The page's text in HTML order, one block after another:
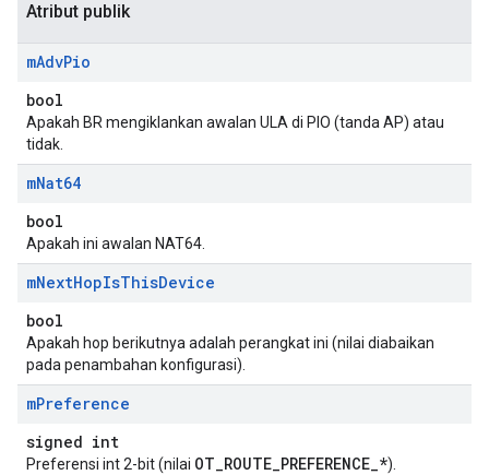
Atribut publik
mAdvPio
bool
Apakah BR mengiklankan awalan ULA di PIO (tanda AP) atau
tidak.
mNat64
bool
Apakah ini awalan NAT64.
mNextHopIsThisDevice
bool
Apakah hop berikutnya adalah perangkat ini (nilai diabaikan
pada penambahan konfigurasi).
mPreference
signed int
Preferensi int 2-bit (nilai OT_ROUTE_PREFERENCE_*).